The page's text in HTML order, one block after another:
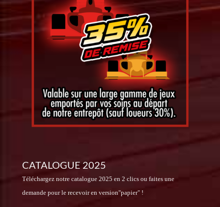
CATALOGUE 2025
Téléchargez notre catalogue 2025 en 2 clics ou faites une
demande pour le recevoir en version"papier" !